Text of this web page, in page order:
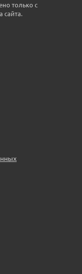
только с
сайта.